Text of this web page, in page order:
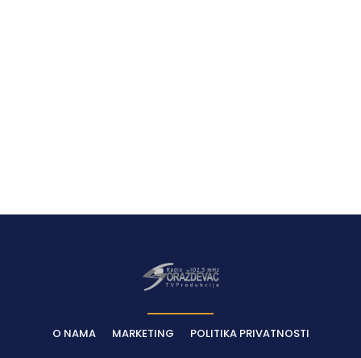
O NAMA MARKETING POLITIKA PRIVATNOSTI